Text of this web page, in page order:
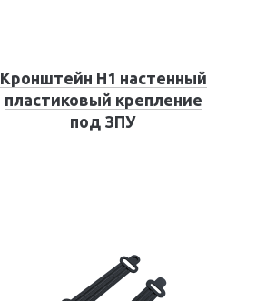
Кронштейн Н1 настенный
пластиковый крепление
под ЗПУ